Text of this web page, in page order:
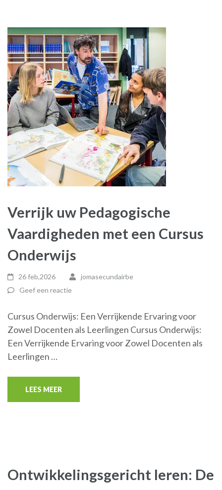
Verrijk uw Pedagogische
Vaardigheden met een Cursus
Onderwijs
26 feb,2026
jomasecundairbe
Geef een reactie
Cursus Onderwijs: Een Verrijkende Ervaring voor
Zowel Docenten als Leerlingen Cursus Onderwijs:
Een Verrijkende Ervaring voor Zowel Docenten als
Leerlingen …
LEES MEER
Ontwikkelingsgericht leren: De